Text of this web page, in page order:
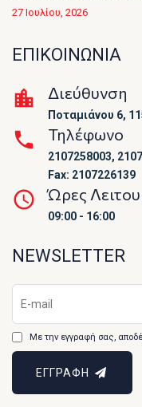
27 Ιουλίου, 2026
ΕΠΙΚΟΙΝΩΝΙΑ
Διεύθυνση
Ποταμιάνου 6,
Τηλέφωνο
2107258003,
Fax: 2107226139
Ώρες
09:00 - 16:00
NEWSLETTER
Με την εγγραφή σας,
ΕΓΓΡΑΦΗ